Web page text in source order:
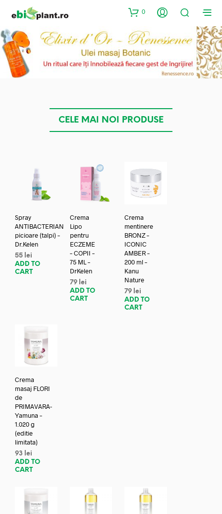
0
CELE MAI NOI PRODUSE
Spray
ANTIBACTERIAN
picioare (talpi) –
Dr.Kelen
55 lei
ADD TO
CART
Crema
Lipo
pentru
ECZEME
– COPII –
75 ML –
DrKelen
79 lei
ADD TO
CART
Crema
mentinere
BRONZ –
ICONIC
AMBER –
200 ml –
Kanu
Nature
79 lei
ADD TO
CART
Crema
masaj FLORI
de
PRIMAVARA-
Yamuna –
1.020 g
(editie
limitata)
93
lei
ADD TO
CART